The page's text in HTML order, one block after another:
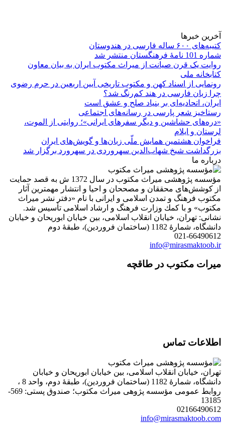
آخرین خبرها
کتیبه‌های ۶۰۰ ساله فارسی در هندوستان
شماره 101 نامۀ فرهنگستان منتشر شد
روایت یک قرن صیانت از میراث مکتوب ایران به بیان معاون
کتابخانه ملی
رونمایی از اسناد کهن و مکتوب تاریخی آیین اربعین در حرم رضوی
چرا زبان فارسی در هند کم‌رنگ شد؟
ایران، اتحادیه‌ای بر بنیاد صلح و عشق است
رستاخیز شعر پارسی در رسانه‌های اجتماعی
«دره‌های حشاشین و دیگر سفرهای ایرانی»؛ روایتی از الموت،
لرستان و ایلام
فراخوان هشتمین همایش ملّی زبان‌ها و گویش‌های ایران
بزرگداشت شیخ شهاب‌الدین سهروردی در سهرورد برگزار شد
درباره ما
مؤسسه پژوهشی میراث مكتوب در سال 1372 ش به قصد حمایت
از كوشش‌های محققان و مصححان و احیا و انتشار مهمترین آثار
مكتوب فرهنگ و تمدن اسلامی و ایرانی با نام «دفتر نشر میراث
مكتوب» و با كمك وزارت فرهنگ و ارشاد اسلامی تأسیس شد.
نشانی: تهران، خیابان انقلاب اسلامی، بین خیابان ابوریحان و خیابان
دانشگاه، شمارۀ 1182 (ساختمان فروردین)، طبقۀ دوم
021-66490612
info@mirasmaktoob.ir
میرات مکتوب در طاقچه
اطلاعات تماس
تهران، خیابان انقلاب اسلامی، بین خیابان ابوریحان و خیابان
دانشگاه، شمارۀ 1182 (ساختمان فروردین)، طبقۀ دوم، واحد 8 ،
روابط عمومی مؤسسه پژوهی میراث مکتوب؛ صندوق پستی: 569-
13185
02166490612
info@mirasmaktoob.com